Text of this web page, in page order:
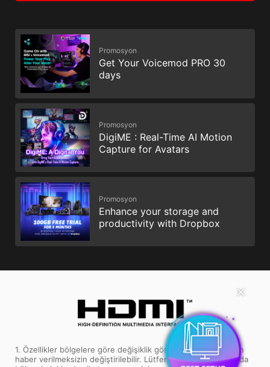
✕
Promosyon
Get Your Voicemod PRO 30
days
Promosyon
DigiME : Real-Time AI Motion
Capture for Avatars
Promosyon
Enhance your storage and
productivity with Dropbox
1. Özellikler bölgelere göre değişiklik gösterebilir ve önceden
haber verilmeksizin değiştirilebilir. Lütfen özellikler konusunda